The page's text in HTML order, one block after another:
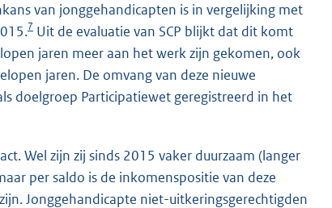
van jonggehandicapten is in vergelijking met
7 Uit de evaluatie van SCP blijkt dat dit komt
jaren meer aan het werk zijn gekomen, ook
jaren. De omvang van deze nieuwe
doelgroep Participatiewet geregistreerd in het
Wel zijn zij sinds 2015 vaker duurzaam (langer
per saldo is de inkomenspositie van deze
Jonggehandicapte niet-uitkeringsgerechtigden